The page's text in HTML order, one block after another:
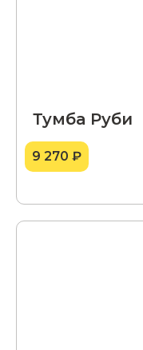
Тумба Руби
9 270 ₽